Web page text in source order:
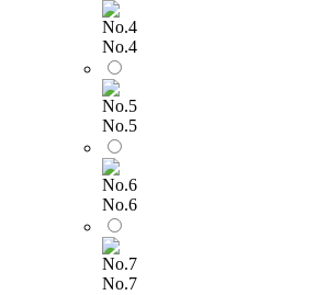
No.4
No.5
No.6
No.7